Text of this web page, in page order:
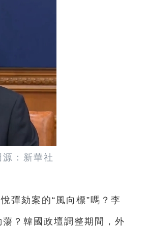
：新華社
彈劾案的“風向標”嗎？李
？韓國政壇調整期間，外